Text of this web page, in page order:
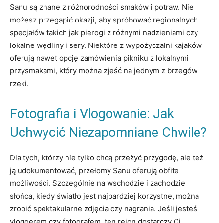
Sanu są znane z różnorodności smaków i potraw. Nie
możesz przegapić okazji, aby spróbować regionalnych
specjałów takich jak pierogi z różnymi nadzieniami czy
lokalne wędliny i sery. Niektóre z wypożyczalni kajaków
oferują nawet opcję zamówienia pikniku z lokalnymi
przysmakami, który można zjeść na jednym z brzegów
rzeki.
Fotografia i Vlogowanie: Jak
Uchwycić Niezapomniane Chwile?
Dla tych, którzy nie tylko chcą przeżyć przygodę, ale też
ją udokumentować, przełomy Sanu oferują obfite
możliwości. Szczególnie na wschodzie i zachodzie
słońca, kiedy światło jest najbardziej korzystne, można
zrobić spektakularne zdjęcia czy nagrania. Jeśli jesteś